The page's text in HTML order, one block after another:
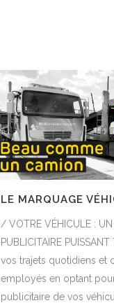
LE MARQUAGE
/ VOTRE VÉHICULE : UN
PUBLICITAIRE
vos trajets quotidiens et
employés en optant
publicitaire de vos